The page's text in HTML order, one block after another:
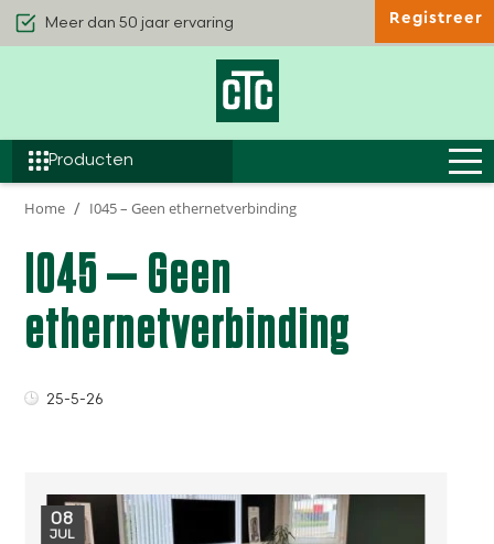
Kwaliteit & Comfort
Producten
Registreer
Home I045 – Geen ethernetverbinding
I045 – Geen
ethernetverbinding
25-5-26
08
JUL